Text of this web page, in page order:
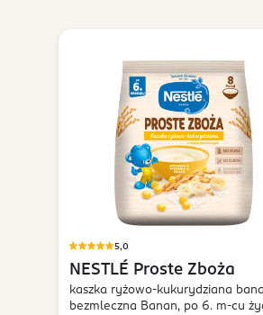
5,0
NESTLÉ Proste Zboża
kaszka ryżowo-kukurydziana
bezmleczna Banan, po 6. m-cu